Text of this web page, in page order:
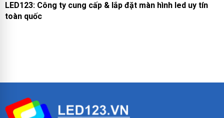
LED123: Công ty cung cấp & lắp đặt màn hình led uy tín
toàn quốc